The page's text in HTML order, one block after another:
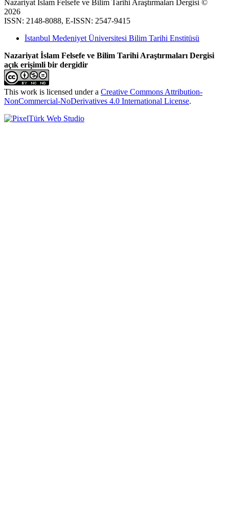
Nazariyat İslam Felsefe ve Bilim Tarihi Araştırmaları Dergisi ©
2026
ISSN: 2148-8088, E-ISSN: 2547-9415
İstanbul Medeniyet Üniversitesi Bilim Tarihi Enstitüsü
Nazariyat İslam Felsefe ve Bilim Tarihi Araştırmaları Dergisi
açık erişimli bir dergidir
This work is licensed under a Creative Commons Attribution-
NonCommercial-NoDerivatives 4.0 International License.